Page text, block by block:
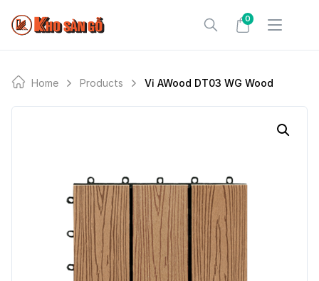
0
Home Products Vỉ AWood DT03 WG Wood